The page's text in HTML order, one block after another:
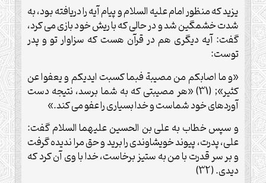
یزید که منظور امام علیه السلام و پیام آیه را دریافته بود، به
شدت خشمگین شد و در حالی که با ریش خود بازی می کرد،
گفت: آیه دیگری هم در قرآن هست که سزاوار تو و پدر
توست:
«و ما اصابکم من مصیبة فبما کسبت ایدیکم و یعفوا عن
کثیر»; (31) «هر مصیبتی که به شما برسد، نتیجه دست
آوردهای خود شماست و خدا بسیاری را عفو می کند.»
و سپس خطاب به علی بن الحسین علیهما السلام گفت:
علی، پدرت، پیوند خویشاوندی را برید و حق مرا ندیده گرفت
و بر سر قدرت با من به ستیز برخاست، خدا با وی آن کرد که
دیدی. (32)